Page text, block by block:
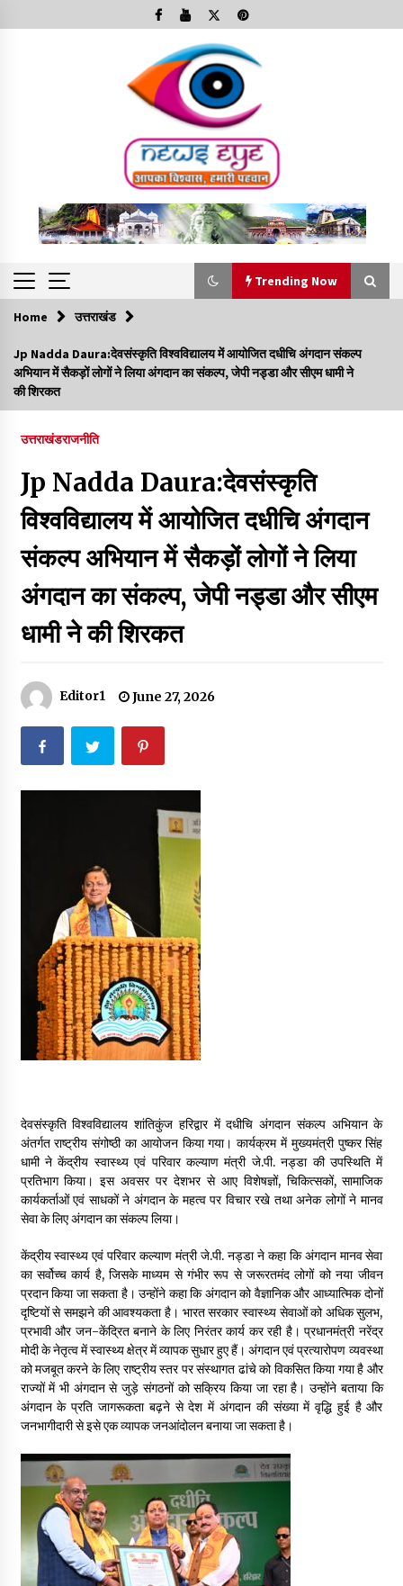
to
Trending Now
Trending Now
Minorities Rights Day : विश्व अल्पसंख्यक अधिकार दिवस
पर रखने की घोषणा
Thought Of The Day 7 September
September 7, 2023
Thought Of The Day 6 September
September 6, 2023
Thought Of The Day 18 May
May 17, 2022
Thought Of The Day 16 May
May 16, 2022
Thought Of The Day 14 May
May 14, 2022
Thought Of The Day 13 May
May 13, 2022
Thought Of The Day 12 May
May 12, 2022
Thought Of The Day 11 May
May 11, 2022
Thought Of The Day 10 May
May 10, 2022
Thought Of The Day 9 May
May 9, 2022
Home उत्तराखंड
Jp Nadda Daura:देवसंस्कृति विश्वविद्यालय में आयोजित दधीचि अंगदान संकल्प
अभियान में सैकड़ों लोगों ने लिया अंगदान का संकल्प, जेपी नड्डा और सीएम धामी ने
की शिरकत
उत्तराखंडराजनीति
Jp Nadda Daura:देवसंस्कृति
विश्वविद्यालय में आयोजित दधीचि अंगदान
संकल्प अभियान में सैकड़ों लोगों ने लिया
अंगदान का संकल्प, जेपी नड्डा और सीएम
धामी ने की शिरकत
Editor1 June 27, 2026
देवसंस्कृति विश्वविद्यालय शांतिकुंज हरिद्वार में दधीचि अंगदान संकल्प अभियान के
अंतर्गत राष्ट्रीय संगोष्ठी का आयोजन किया गया। कार्यक्रम में मुख्यमंत्री पुष्कर सिंह
धामी ने केंद्रीय स्वास्थ्य एवं परिवार कल्याण मंत्री जे.पी. नड्डा की उपस्थिति में
प्रतिभाग किया। इस अवसर पर देशभर से आए विशेषज्ञों, चिकित्सकों, सामाजिक
कार्यकर्ताओं एवं साधकों ने अंगदान के महत्व पर विचार रखे तथा अनेक लोगों ने मानव
सेवा के लिए अंगदान का संकल्प लिया।
केंद्रीय स्वास्थ्य एवं परिवार कल्याण मंत्री जे.पी. नड्डा ने कहा कि अंगदान मानव सेवा
का सर्वोच्च कार्य है, जिसके माध्यम से गंभीर रूप से जरूरतमंद लोगों को नया जीवन
प्रदान किया जा सकता है। उन्होंने कहा कि अंगदान को वैज्ञानिक और आध्यात्मिक दोनों
दृष्टियों से समझने की आवश्यकता है। भारत सरकार स्वास्थ्य सेवाओं को अधिक सुलभ,
प्रभावी और जन-केंद्रित बनाने के लिए निरंतर कार्य कर रही है। प्रधानमंत्री नरेंद्र
मोदी के नेतृत्व में स्वास्थ्य क्षेत्र में व्यापक सुधार हुए हैं। अंगदान एवं प्रत्यारोपण व्यवस्था
को मजबूत करने के लिए राष्ट्रीय स्तर पर संस्थागत ढांचे को विकसित किया गया है और
राज्यों में भी अंगदान से जुड़े संगठनों को सक्रिय किया जा रहा है। उन्होंने बताया कि
अंगदान के प्रति जागरूकता बढ़ने से देश में अंगदान की संख्या में वृद्धि हुई है और
जनभागीदारी से इसे एक व्यापक जनआंदोलन बनाया जा सकता है।